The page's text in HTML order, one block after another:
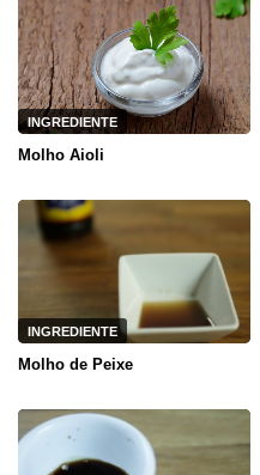
INGREDIENTE
Molho Aioli
INGREDIENTE
Molho de Peixe